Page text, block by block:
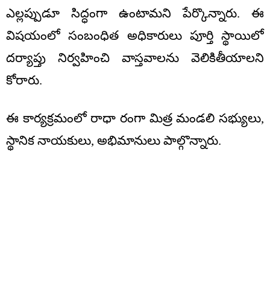
ఎల్లప్పుడూ సిద్ధంగా ఉంటామని పేర్కొన్నారు. ఈ
విషయంలో సంబంధిత అధికారులు పూర్తి స్థాయిలో
దర్యాప్తు నిర్వహించి వాస్తవాలను వెలికితీయాలని
కోరారు.
ఈ కార్యక్రమంలో రాధా రంగా మిత్ర మండలి సభ్యులు,
స్థానిక నాయకులు, అభిమానులు పాల్గొన్నారు.